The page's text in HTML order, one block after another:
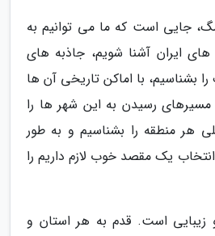
مگ، جایی است که ما می توانیم به
ایران آشنا شویم، جاذبه های
بشناسیم، با اماکن تاریخی آن ها
رسیدن به این شهر ها را
هر منطقه را بشناسیم و به طور
یک مقصد خوب لازم داریم را
زیبایی است. قدم به هر استان و